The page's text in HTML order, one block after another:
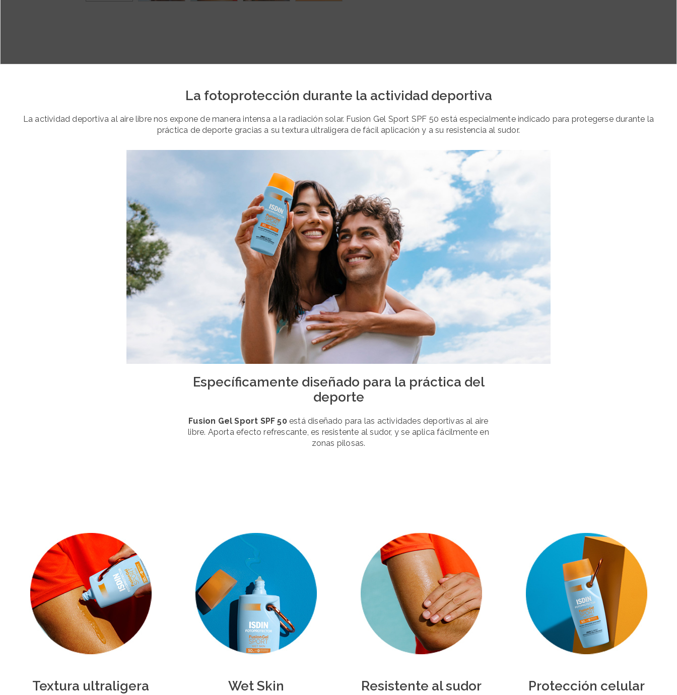
La fotoprotección durante la actividad deportiva
La actividad deportiva al aire libre nos expone de manera intensa a la radiación solar. Fusion Gel Sport SPF 50 está especialmente indicado para protegerse durante la
práctica de deporte gracias a su textura ultraligera de fácil aplicación y a su resistencia al sudor.
Específicamente diseñado para la práctica del
deporte
Fusion Gel Sport SPF 50 está diseñado para las actividades deportivas al aire
libre. Aporta efecto refrescante, es resistente al sudor, y se aplica fácilmente en
zonas pilosas.
Textura ultraligera Wet Skin Resistente al sudor Protección celular